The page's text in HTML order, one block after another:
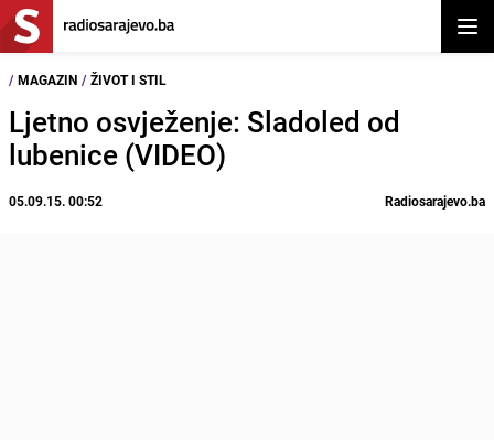
/ MAGAZIN / ŽIVOT I STIL
Ljetno osvježenje: Sladoled od
lubenice (VIDEO)
05.09.15. 00:52 Radiosarajevo.ba